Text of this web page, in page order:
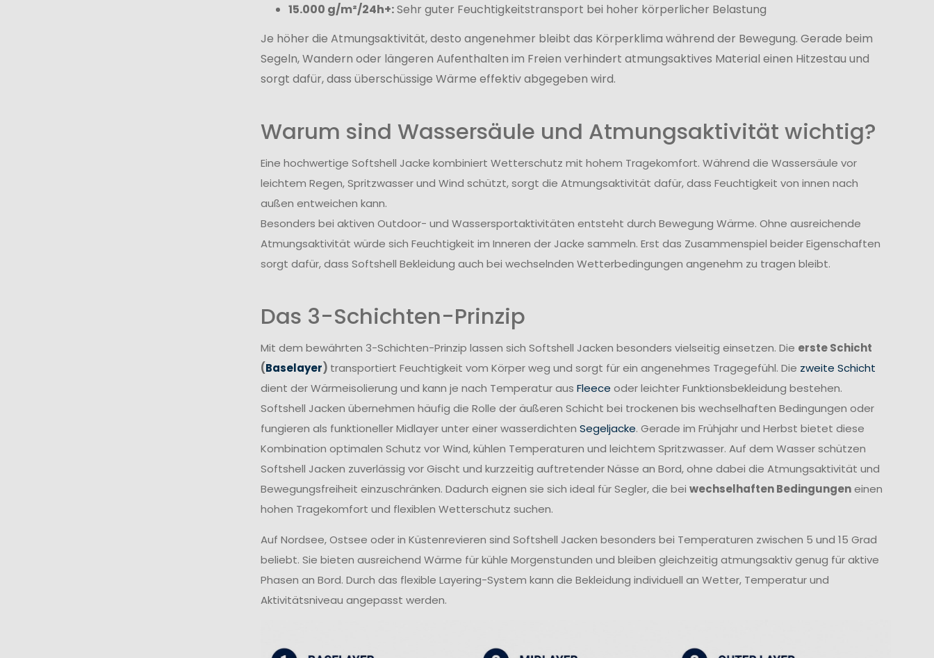
15.000 g/m²/24h+:Sehr guter Feuchtigkeitstransport bei hoher körperlicher Belastung
Je höher die Atmungsaktivität, desto angenehmer bleibt das Körperklima während der Bewegung. Gerade beim
Segeln, Wandern oder längeren Aufenthalten im Freien verhindert atmungsaktives Material einen Hitzestau und
sorgt dafür, dass überschüssige Wärme effektiv abgegeben wird.
Warum sind Wassersäule und Atmungsaktivität wichtig?
Eine hochwertige Softshell Jacke kombiniert Wetterschutz mit hohem Tragekomfort. Während die Wassersäule vor
leichtem Regen, Spritzwasser und Wind schützt, sorgt die Atmungsaktivität dafür, dass Feuchtigkeit von innen nach
außen entweichen kann.
Besonders bei aktiven Outdoor- und Wassersportaktivitäten entsteht durch Bewegung Wärme. Ohne ausreichende
Atmungsaktivität würde sich Feuchtigkeit im Inneren der Jacke sammeln. Erst das Zusammenspiel beider Eigenschaften
sorgt dafür, dass Softshell Bekleidung auch bei wechselnden Wetterbedingungen angenehm zu tragen bleibt.
Das 3-Schichten-Prinzip
Mit dem bewährten 3-Schichten-Prinzip lassen sich Softshell Jacken besonders vielseitig einsetzen. Die erste Schicht
(Baselayer) transportiert Feuchtigkeit vom Körper weg und sorgt für ein angenehmes Tragegefühl. Die zweite Schicht
dient der Wärmeisolierung und kann je nach Temperatur aus Fleece oder leichter Funktionsbekleidung bestehen.
Softshell Jacken übernehmen häufig die Rolle der äußeren Schicht bei trockenen bis wechselhaften Bedingungen oder
fungieren als funktioneller Midlayer unter einer wasserdichten Segeljacke. Gerade im Frühjahr und Herbst bietet diese
Kombination optimalen Schutz vor Wind, kühlen Temperaturen und leichtem Spritzwasser. Auf dem Wasser schützen
Softshell Jacken zuverlässig vor Gischt und kurzzeitig auftretender Nässe an Bord, ohne dabei die Atmungsaktivität und
Bewegungsfreiheit einzuschränken. Dadurch eignen sie sich ideal für Segler, die bei wechselhaften Bedingungeneinen
hohen Tragekomfort und flexiblen Wetterschutz suchen.
Auf Nordsee, Ostsee oder in Küstenrevieren sind Softshell Jacken besonders bei Temperaturen zwischen 5 und 15 Grad
beliebt. Sie bieten ausreichend Wärme für kühle Morgenstunden und bleiben gleichzeitig atmungsaktiv genug für aktive
Phasen an Bord. Durch das flexible Layering-System kann die Bekleidung individuell an Wetter, Temperatur und
Aktivitätsniveau angepasst werden.